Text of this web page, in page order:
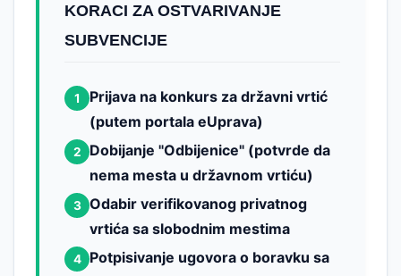
KORACI ZA OSTVARIVANJE
SUBVENCIJE
1
Prijava na konkurs za državni vrtić
(putem portala eUprava)
2
Dobijanje "Odbijenice" (potvrde da
nema mesta u državnom vrtiću)
3 Odabir verifikovanog privatnog
vrtića sa slobodnim mestima
4
Potpisivanje ugovora o boravku sa